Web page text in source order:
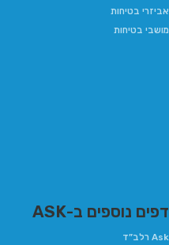
אביזרי בטיחות
מושבי בטיחות
דפים נוספים ב-ASK
Ask רלב”ד